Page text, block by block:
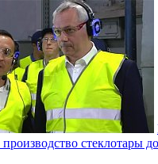
стеклотары